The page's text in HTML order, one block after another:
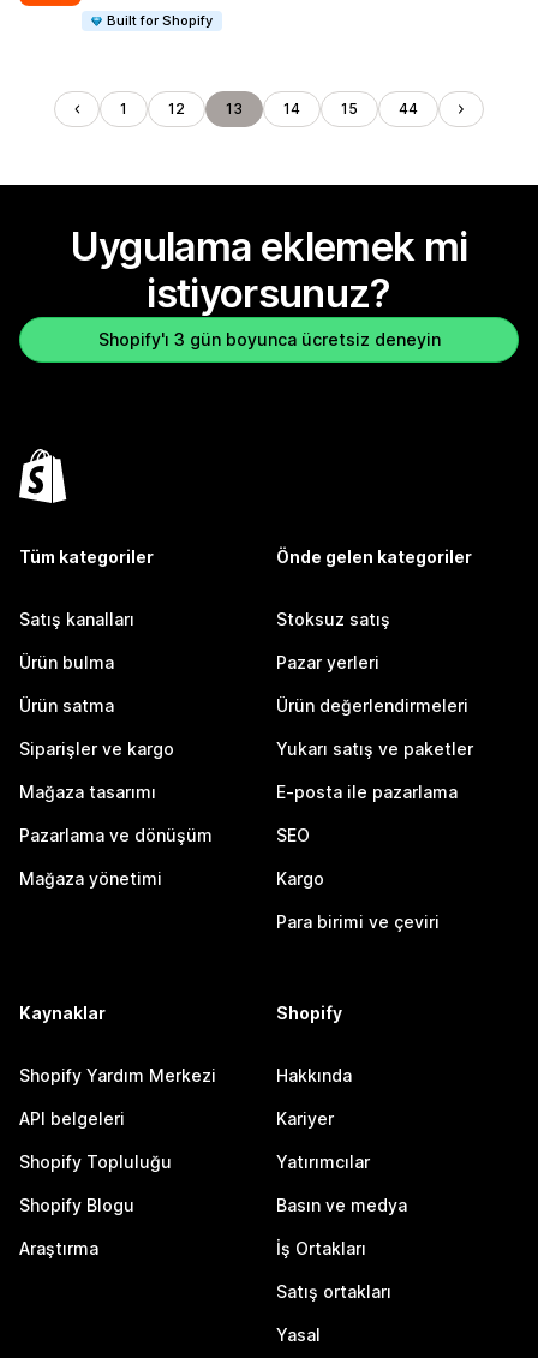
Built for Shopify
1 12 13 14 15 44
Uygulama eklemek mi
istiyorsunuz?
Shopify'ı 3 gün boyunca ücretsiz deneyin
Tüm kategoriler
Satış kanalları
Ürün bulma
Ürün satma
Siparişler ve kargo
Mağaza tasarımı
Pazarlama ve dönüşüm
Mağaza yönetimi
Önde gelen kategoriler
Stoksuz satış
Pazar yerleri
Ürün değerlendirmeleri
Yukarı satış ve paketler
E-posta ile pazarlama
SEO
Kargo
Para birimi ve çeviri
Kaynaklar
Shopify Yardım Merkezi
API belgeleri
Shopify Topluluğu
Shopify Blogu
Araştırma
Shopify
Hakkında
Kariyer
Yatırımcılar
Basın ve medya
İş Ortakları
Satış ortakları
Yasal